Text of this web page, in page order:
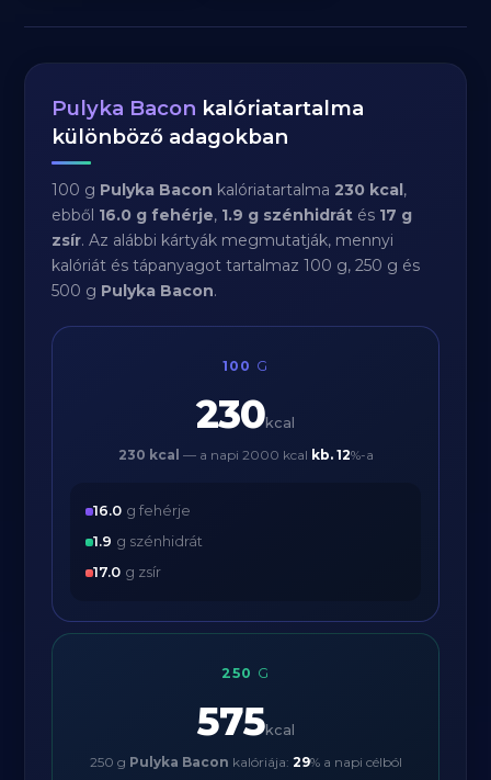
Pulyka Bacon kalóriatartalma
különböző adagokban
100 g Pulyka Bacon kalóriatartalma230 kcal,
ebből 16.0 g fehérje, 1.9 g szénhidrát és 17 g
zsír. Az alábbi kártyák megmutatják, mennyi
kalóriát és tápanyagot tartalmaz 100 g, 250 g és
500 g Pulyka Bacon.
100 G
230kcal
230 kcal — a napi 2000 kcal kb. 12%-a
16.0 g fehérje
1.9 g szénhidrát
17.0 g zsír
250 G
575kcal
250 g Pulyka Bacon kalóriája: 29% a napi célból